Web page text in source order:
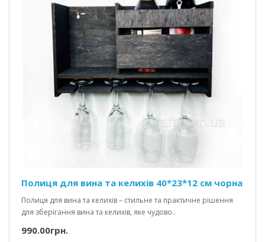
Полиця для вина та келихів 40*23*12 см чорна
Полиця для вина та келихів – стильне та практичне рішення
для зберігання вина та келихів, яке чудово..
990.00грн.